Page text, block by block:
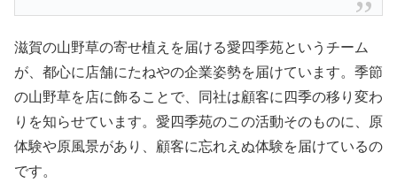
滋賀の山野草の寄せ植えを届ける愛四季苑というチーム
が、都心に店舗にたねやの企業姿勢を届けています。季節
の山野草を店に飾ることで、同社は顧客に四季の移り変わ
りを知らせています。愛四季苑のこの活動そのものに、原
体験や原風景があり、顧客に忘れえぬ体験を届けているの
です。